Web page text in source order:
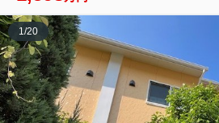
1/20